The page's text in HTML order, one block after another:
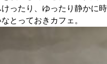
ったり、ゆったり静かに時
とっておきカフェ。